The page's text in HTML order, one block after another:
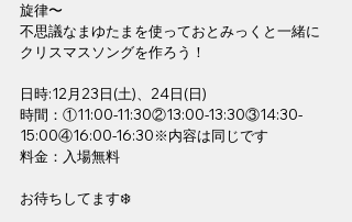
旋律〜
不思議なまゆたまを使っておとみっくと一緒に
クリスマスソングを作ろう！
日時:12月23日(土)、24日(日)
時間：①11:00-11:30②13:00-13:30③14:30-
15:00④16:00-16:30※内容は同じです
料金：入場無料
お待ちしてます❄️